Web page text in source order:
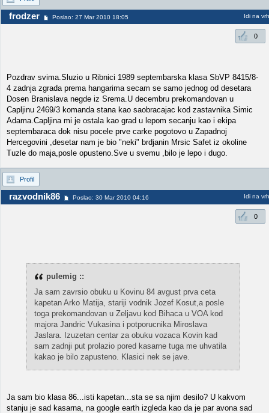
frodzer Poslao: 27 Mar 2010 18:05 Idi na vrh
0
Pozdrav svima.Sluzio u Ribnici 1989 septembarska klasa SbVP 8415/8-
4 zadnja zgrada prema hangarima secam se samo jednog od desetara
Dosen Branislava negde iz Srema.U decembru prekomandovan u
Capljinu 2469/3 komanda stana kao saobracajac kod zastavnika Simic
Adama.Capljina mi je ostala kao grad u lepom secanju kao i ekipa
septembaraca dok nisu pocele prve carke pogotovo u Zapadnoj
Hercegovini ,desetar nam je bio "neki" brdjanin Mrsic Safet iz okoline
Tuzle do maja,posle opusteno.Sve u svemu ,bilo je lepo i dugo.
Profil
razvodnik86 Poslao: 30 Mar 2010 04:16 Idi na vrh
0
pulemig ::
Ja sam zavrsio obuku u Kovinu 84 avgust prva ceta
kapetan Arko Matija, stariji vodnik Jozef Kosut,a posle
toga prekomandovan u Zeljavu kod Bihaca u VOA kod
majora Jandric Vukasina i potporucnika Miroslava
Jaslara. Izuzetan centar za obuku vozaca Kovin kad
sam zadnji put prolazio pored kasarne tuga me uhvatila
kakao je bilo zapusteno. Klasici nek se jave.
Ja sam bio klasa 86...isti kapetan...sta se sa njim desilo? U kakvom
stanju je sad kasarna, na google earth izgleda kao da je par avona sad